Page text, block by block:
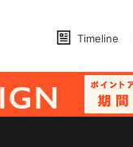
Timeline